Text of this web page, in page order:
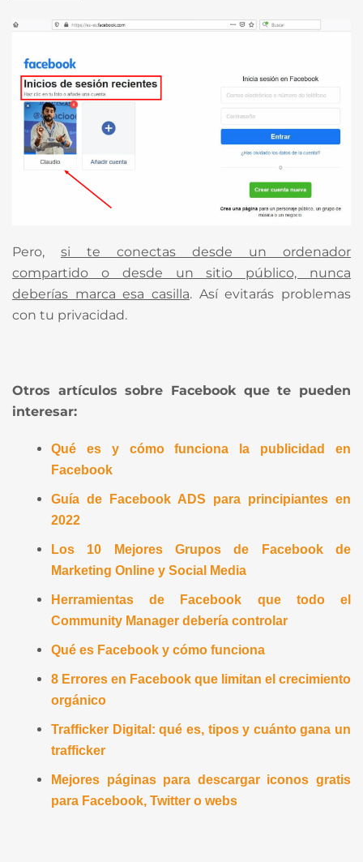
Pero, si te conectas desde un ordenador
compartido o desde un sitio público, nunca
deberías marca esa casilla. Así evitarás problemas
con tu privacidad.
Otros artículos sobre Facebook que te pueden
interesar:
Qué es y cómo funciona la publicidad en
Facebook
Guía de Facebook ADS para principiantes en
2022
Los 10 Mejores Grupos de Facebook de
Marketing Online y Social Media
Herramientas de Facebook que todo el
Community Manager debería controlar
Qué es Facebook y cómo funciona
8 Errores en Facebook que limitan el crecimiento
orgánico
Trafficker Digital: qué es, tipos y cuánto gana un
trafficker
Mejores páginas para descargar iconos gratis
para Facebook, Twitter o webs